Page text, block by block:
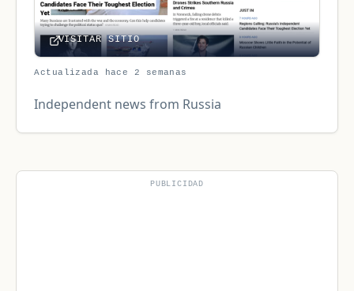
VISITAR SITIO
Actualizada hace 2 semanas
Independent news from Russia
PUBLICIDAD